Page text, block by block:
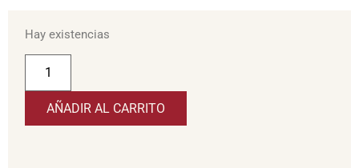
Hay existencias
AÑADIR AL CARRITO